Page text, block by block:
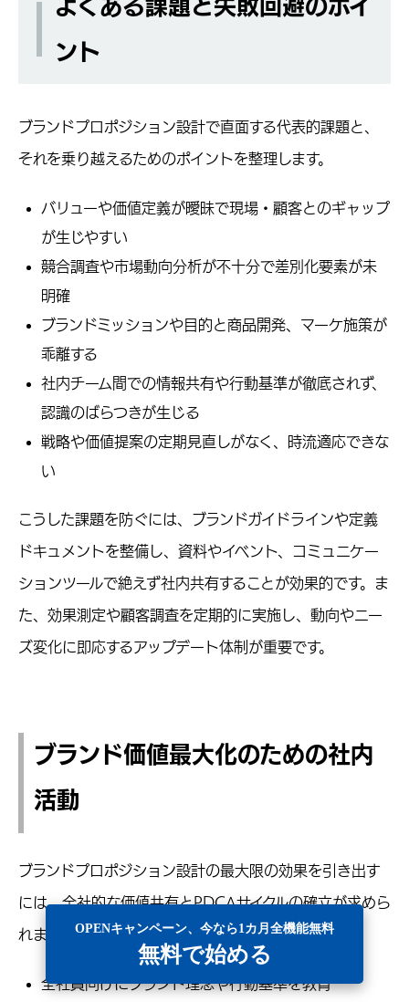
よくある課題と失敗回避のポイ
ント
ブランドプロポジション設計で直面する代表的課題と、
それを乗り越えるためのポイントを整理します。
バリューや価値定義が曖昧で現場・顧客とのギャップ
が生じやすい
競合調査や市場動向分析が不十分で差別化要素が未
明確
ブランドミッションや目的と商品開発、マーケ施策が
乖離する
社内チーム間での情報共有や行動基準が徹底されず、
認識のばらつきが生じる
戦略や価値提案の定期見直しがなく、時流適応できな
い
こうした課題を防ぐには、ブランドガイドラインや定義
ドキュメントを整備し、資料やイベント、コミュニケー
ションツールで絶えず社内共有することが効果的です。ま
た、効果測定や顧客調査を定期的に実施し、動向やニー
ズ変化に即応するアップデート体制が重要です。
ブランド価値最大化のための社内
活動
ブランドプロポジション設計の最大限の効果を引き出す
には、全社的な価値共有とPDCAサイクルの確立が求めら
れます。
全社員向けにブランド理念や行動基準を教育
OPENキャンペーン、今なら1カ月全機能無料
無料で始める